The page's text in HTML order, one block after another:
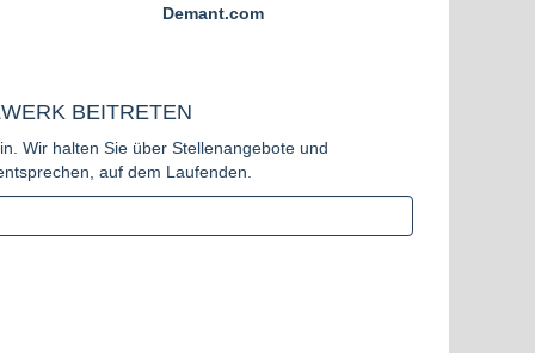
Demant.com
BEITRETEN
Wir halten Sie über Stellenangebote und
auf dem Laufenden.